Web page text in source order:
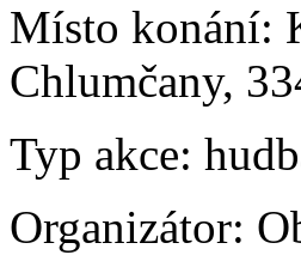
Místo konání:
Chlumčany,
Typ akce:
Organizátor: